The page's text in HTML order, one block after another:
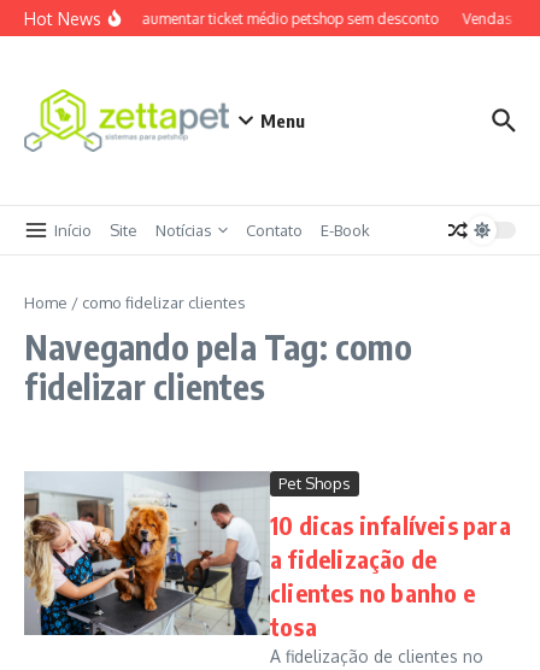
Ir para o conteúdo
Hot NewsComo aumentar ticket médio petshop sem desconto Vendas
Menu
Início Site Notícias Contato E-Book
Home / como fidelizar clientes
Navegando pela Tag: como
fidelizar clientes
Pet Shops
10 dicas infalíveis para
a fidelização de
clientes no banho e
tosa
A fidelização de clientes no